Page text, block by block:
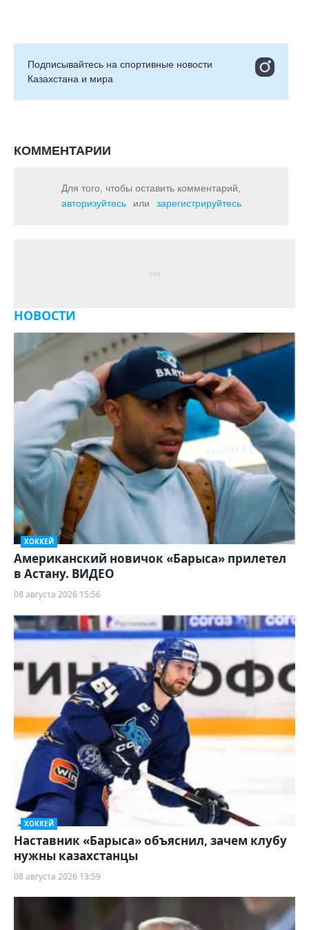
Подписывайтесь на cпортивные новости
Казахстана и мира
КОММЕНТАРИИ
Для того, чтобы оставить комментарий,
авторизуйтесь
или зарегистрируйтесь
НОВОСТИ
ХОККЕЙ
Американский новичок «Барыса» прилетел
в Астану. ВИДЕО
08 августа 2026 15:56
ХОККЕЙ
Наставник «Барыса» объяснил, зачем клубу
нужны казахстанцы
08 августа 2026 13:59